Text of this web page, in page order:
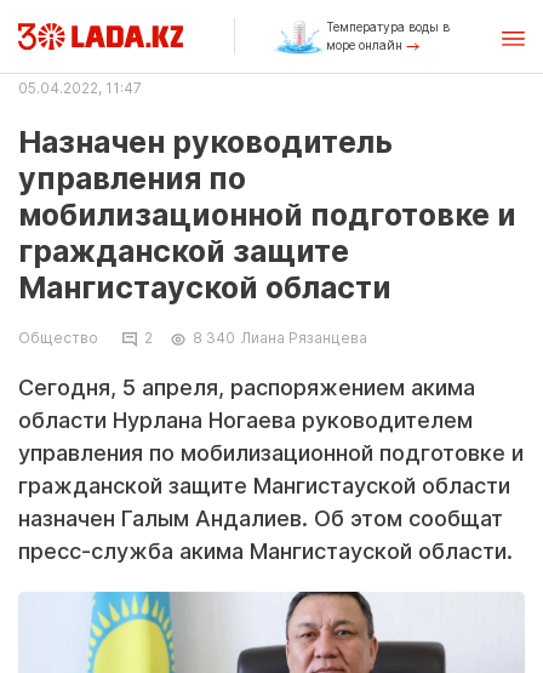
Температура воды в
море онлайн
05.04.2022, 11:47
Назначен руководитель
управления по
мобилизационной подготовке и
гражданской защите
Мангистауской области
Общество 2 8 340 Лиана Рязанцева
Сегодня, 5 апреля, распоряжением акима
области Нурлана Ногаева руководителем
управления по мобилизационной подготовке и
гражданской защите Мангистауской области
назначен Галым Андалиев. Об этом сообщат
пресс-служба акима Мангистауской области.